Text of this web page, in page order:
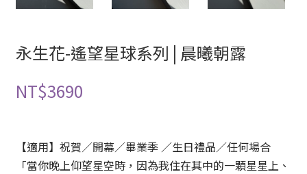
永生花-遙望星球系列 | 晨曦朝露
NT$3690
【適用】祝賀／開幕／畢業季 ／生日禮品／任何場合
「當你晚上仰望星空時，因為我住在其中的一顆星星上、